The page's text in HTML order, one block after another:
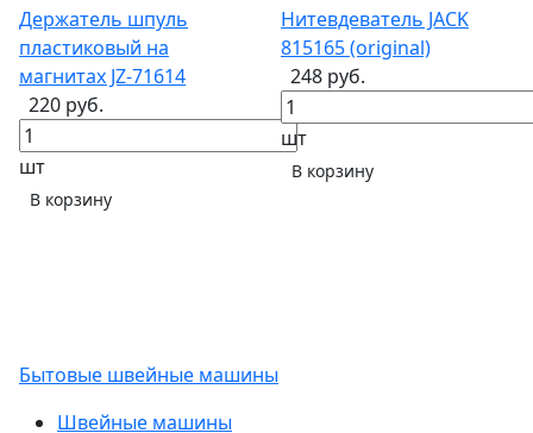
Держатель шпуль
пластиковый на
магнитах JZ-71614
220 руб.
шт
В корзину
Нитевдеватель JACK
815165 (original)
248 руб.
шт
В корзину
Бытовые швейные машины
Швейные машины